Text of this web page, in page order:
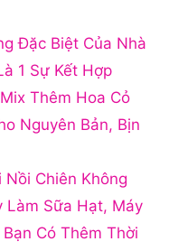
Đặc Biệt Của Nhà
1 Sự Kết Hợp
Thêm Hoa Cỏ
Nguyên Bản, Bịn
Chiên Không
Làm Sữa Hạt, Máy
Có Thêm Thời